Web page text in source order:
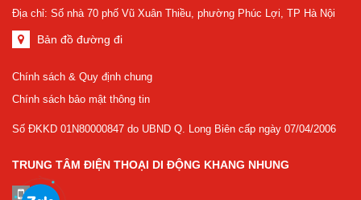
Địa chỉ: Số nhà 70 phố Vũ Xuân Thiều, phường Phúc Lợi, TP Hà Nội
Bản đồ đường đi
Chính sách & Quy định chung
Chính sách bảo mật thông tin
Số ĐKKD 01N80000847 do UBND Q. Long Biên cấp ngày 07/04/2006
TRUNG TÂM ĐIỆN THOẠI DI ĐỘNG KHANG NHUNG